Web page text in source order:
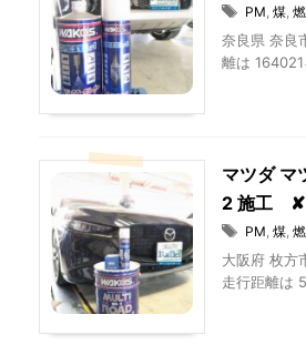
PM, 煤,
奈良県 奈良
離は
マツダ
2 施工 ✘
PM, 煤,
大阪府 枚方
走行距離は